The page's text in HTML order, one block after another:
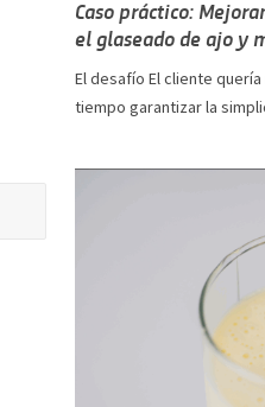
Caso práctico:
el glaseado de ajo y
El desafío El cliente
tiempo garantizar la